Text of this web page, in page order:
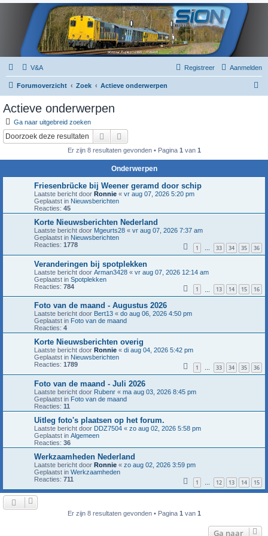
V&A Aanmelden
Registreer
Forumoverzicht Zoek Actieve onderwerpen
Actieve onderwerpen
Ga naar uitgebreid zoeken
Zoek
Er zijn 8 resultaten gevonden • Pagina 1 van 1
Onderwerpen
Friesenbrücke bij Weener geramd door schip
Laatste bericht door Ronnie « vr aug 07, 2026 5:20 pm
Geplaatst in Nieuwsberichten
Reacties: 45
Korte Nieuwsberichten Nederland
Laatste bericht door Mgeurts28 « vr aug 07, 2026 7:37 am
Geplaatst in Nieuwsberichten
Reacties: 1778 1 … 33 34 35 36
Veranderingen bij spotplekken
Laatste bericht door Arman3428 « vr aug 07, 2026 12:14 am
Geplaatst in Spotplekken
Reacties: 784 1 13 14 15 16
Foto van de maand - Augustus 2026
Laatste bericht door Bert13 « do aug 06, 2026 4:50 pm
Geplaatst in Foto van de maand
Reacties: 4
Korte Nieuwsberichten overig
Laatste bericht door Ronnie « di aug 04, 2026 5:42 pm
Geplaatst in Nieuwsberichten
Reacties: 1789 1 … 33 34 35 36
Foto van de maand - Juli 2026
Laatste bericht door Rubenr « ma aug 03, 2026 8:45 pm
Geplaatst in Foto van de maand
Reacties: 11
Uitleg foto's plaatsen op het forum.
Laatste bericht door DDZ7504 « zo aug 02, 2026 5:58 pm
Geplaatst in Algemeen
Reacties: 36
Werkzaamheden Nederland
Laatste bericht door Ronnie « zo aug 02, 2026 3:59 pm
Geplaatst in Werkzaamheden
Reacties: 711 1 … 12 13 14 15
Er zijn 8 resultaten gevonden • Pagina 1 van 1
Ga naar